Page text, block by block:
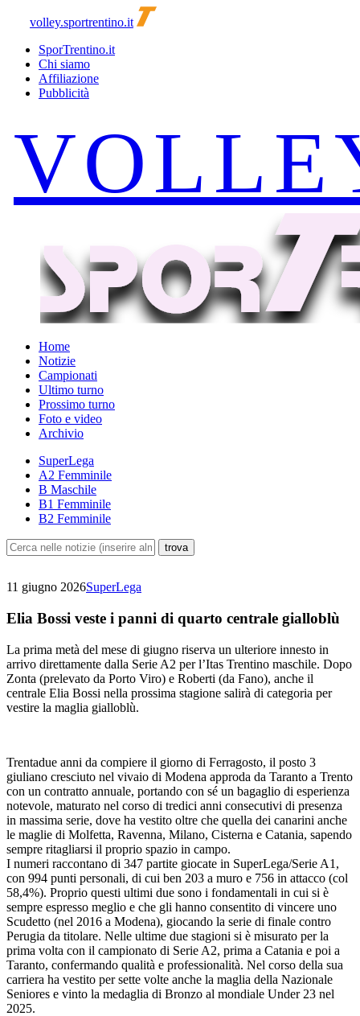
volley.sportrentino.it
SporTrentino.it
Chi siamo
Affiliazione
Pubblicità
Home
Notizie
Campionati
Ultimo turno
Prossimo turno
Foto e video
Archivio
SuperLega
A2 Femminile
B Maschile
B1 Femminile
B2 Femminile
11 giugno 2026SuperLega
Elia Bossi veste i panni di quarto centrale gialloblù
La prima metà del mese di giugno riserva un ulteriore innesto in
arrivo direttamente dalla Serie A2 per l’Itas Trentino maschile. Dopo
Zonta (prelevato da Porto Viro) e Roberti (da Fano), anche il
centrale Elia Bossi nella prossima stagione salirà di categoria per
vestire la maglia gialloblù.
Trentadue anni da compiere il giorno di Ferragosto, il posto 3
giuliano cresciuto nel vivaio di Modena approda da Taranto a Trento
con un contratto annuale, portando con sé un bagaglio di esperienza
notevole, maturato nel corso di tredici anni consecutivi di presenza
in massima serie, dove ha vestito oltre che quella dei canarini anche
le maglie di Molfetta, Ravenna, Milano, Cisterna e Catania, sapendo
sempre ritagliarsi il proprio spazio in campo.
I numeri raccontano di 347 partite giocate in SuperLega/Serie A1,
con 994 punti personali, di cui ben 203 a muro e 756 in attacco (col
58,4%). Proprio questi ultimi due sono i fondamentali in cui si è
sempre espresso meglio e che gli hanno consentito di vincere uno
Scudetto (nel 2016 a Modena), giocando la serie di finale contro
Perugia da titolare. Nelle ultime due stagioni si è misurato per la
prima volta con il campionato di Serie A2, prima a Catania e poi a
Taranto, confermando qualità e professionalità. Nel corso della sua
carriera ha vestito per sette volte anche la maglia della Nazionale
Seniores e vinto la medaglia di Bronzo al mondiale Under 23 nel
2025.